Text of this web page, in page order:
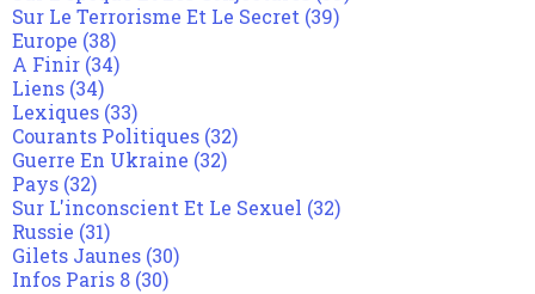
Sur Le Terrorisme Et Le Secret (39)
Europe (38)
A Finir (34)
Liens (34)
Lexiques (33)
Courants Politiques (32)
Guerre En Ukraine (32)
Pays (32)
Sur L'inconscient Et Le Sexuel (32)
Russie (31)
Gilets Jaunes (30)
Infos Paris 8 (30)